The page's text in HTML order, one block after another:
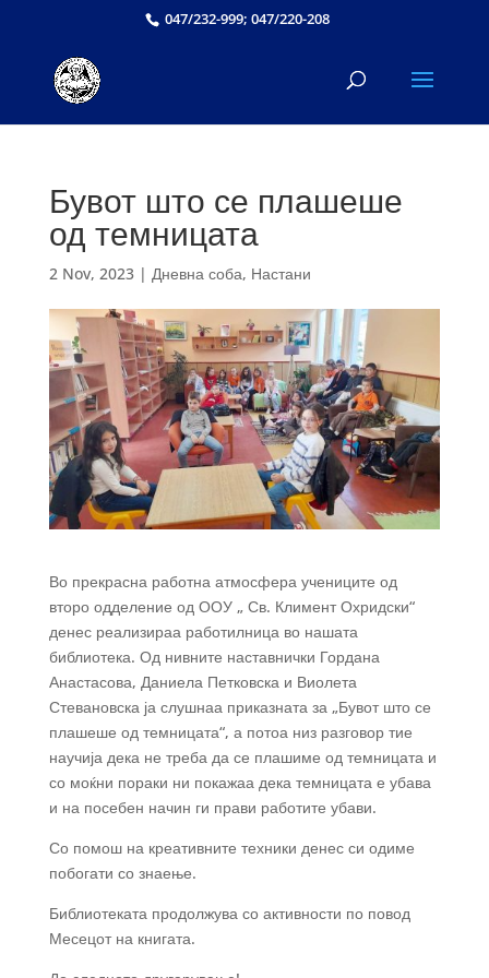
047/232-999; 047/220-208
Бувот што се плашеше
од темницата
2 Nov, 2023| Дневна соба, Настани
Во прекрасна работна атмосфера учениците од
второ одделение од ООУ „ Св. Климент Охридски“
денес реализираа работилница во нашата
библиотека. Од нивните наставнички Гордана
Анастасова, Даниела Петковска и Виолета
Стевановска ја слушнаа приказната за „Бувот што се
плашеше од темницата“, а потоа низ разговор тие
научија дека не треба да се плашиме од темницата и
со моќни пораки ни покажаа дека темницата е убава
и на посебен начин ги прави работите убави.
Со помош на креативните техники денес си одиме
побогати со знаење.
Библиотеката продолжува со активности по повод
Месецот на книгата.